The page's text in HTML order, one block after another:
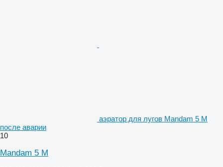
аэратор для лугов Mandam 5 M
после аварии
10
Mandam 5 M